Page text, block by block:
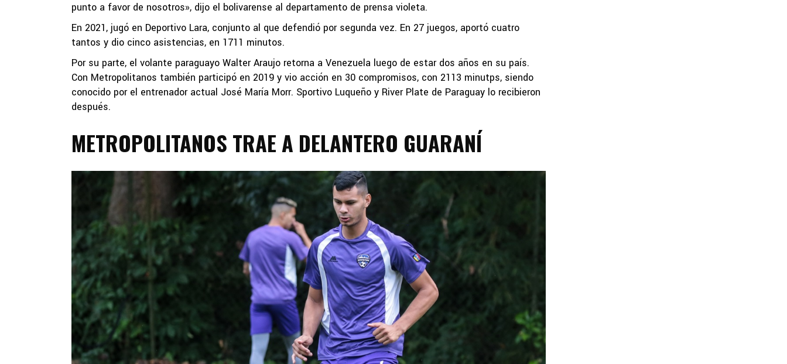
punto a favor de nosotros», dijo el bolivarense al departamento de prensa violeta.
En 2021, jugó en Deportivo Lara, conjunto al que defendió por segunda vez. En 27 juegos, aportó cuatro
tantos y dio cinco asistencias, en 1711 minutos.
Por su parte, el volante paraguayo Walter Araujo retorna a Venezuela luego de estar dos años en su país.
Con Metropolitanos también participó en 2019 y vio acción en 30 compromisos, con 2113 minutps, siendo
conocido por el entrenador actual José María Morr. Sportivo Luqueño y River Plate de Paraguay lo recibieron
después.
METROPOLITANOS TRAE A DELANTERO GUARANÍ